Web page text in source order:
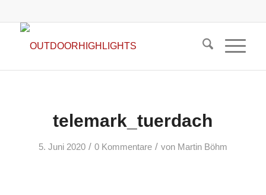
telemark_tuerdach
5. Juni 2020 / 0 Kommentare / von Martin Böhm